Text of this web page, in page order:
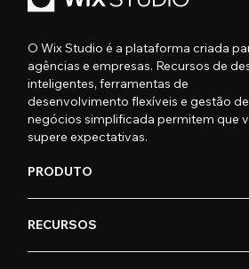
O Wix Studio é a plataforma criada
agências e empresas. Recursos de
inteligentes, ferramentas de
desenvolvimento flexíveis e gestão de
negócios simplificada permitem que
supere expectativas.
PRODUTO
RECURSOS